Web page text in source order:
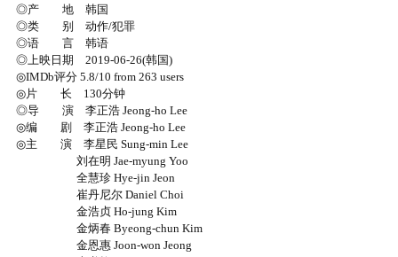
◎产 地 韩国
◎类 别 动作/犯罪
◎语 言 韩语
◎上映日期 2019-06-26(韩国)
◎IMDb评分 5.8/10 from 263 users
◎片 长 130分钟
◎导 演 李正浩 Jeong-ho Lee
◎编 剧 李正浩 Jeong-ho Lee
◎主 演 李星民 Sung-min Lee
刘在明 Jae-myung Yoo
全慧珍 Hye-jin Jeon
崔丹尼尔 Daniel Choi
金浩贞 Ho-jung Kim
金炳春 Byeong-chun Kim
金恩惠 Joon-won Jeong